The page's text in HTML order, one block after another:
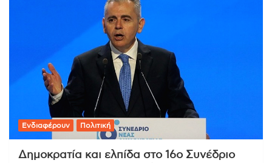
Ενδιαφέρουν Πολιτική
Δημοκρατία και ελπίδα στο 16ο Συνέδριο